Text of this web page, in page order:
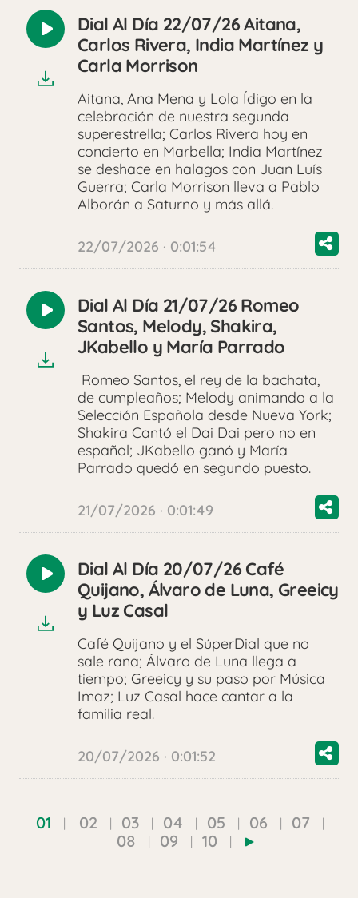
Reproducir
audio
Dial Al Día 22/07/26 Aitana,
Carlos Rivera, India Martínez y
Carla Morrison
Aitana, Ana Mena y Lola Ídigo en la
celebración de nuestra segunda
superestrella; Carlos Rivera hoy en
concierto en Marbella; India Martínez
se deshace en halagos con Juan Luís
Guerra; Carla Morrison lleva a Pablo
Alborán a Saturno y más allá.
22/07/2026 · 0:01:54
Reproducir
audio
Dial Al Día 21/07/26 Romeo
Santos, Melody, Shakira,
JKabello y María Parrado
Romeo Santos, el rey de la bachata,
de cumpleaños; Melody animando a la
Selección Española desde Nueva York;
Shakira Cantó el Dai Dai pero no en
español; JKabello ganó y María
Parrado quedó en segundo puesto.
21/07/2026 · 0:01:49
Reproducir
audio
Dial Al Día 20/07/26 Café
Quijano, Álvaro de Luna, Greeicy
y Luz Casal
Café Quijano y el SúperDial que no
sale rana; Álvaro de Luna llega a
tiempo; Greeicy y su paso por Música
Imaz; Luz Casal hace cantar a la
familia real.
20/07/2026 · 0:01:52
01 02 03 04 05 06
07
08
09 10